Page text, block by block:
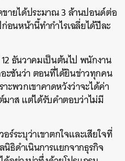
ายได้ประมาณ 3 ล้านปอนด์ต่อ
นหน้านี้ทำกำไรเฉลี่ยได้ปีละ
ธันวาคมเป็นต้นไป พนักงาน
ะซันว่า ตอนที่ได้ยินข่าวทุกคน
ะพวกเขาคาดหวังว่าจะได้ค่า
มาส แต่ได้รับคำตอบว่าไม่มี
ร์ระบุว่าเขาตกใจและเสียใจที่
ธิดำเนินการแยกจากธุรกิจ